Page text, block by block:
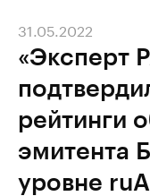
«Эксперт
рейтинги
эмитента
уровне
31.05.2022